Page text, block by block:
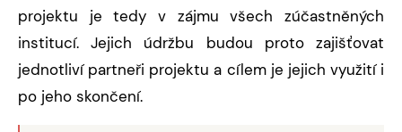
projektu je tedy v zájmu všech zúčastněných
institucí. Jejich údržbu budou proto zajišťovat
jednotliví partneři projektu a cílem je jejich využití i
po jeho skončení.